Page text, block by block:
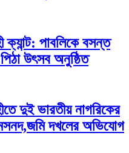
ক্যান্ট: পাবলিকে বসন্ত
উৎসব অনুষ্ঠিত
দুই ভারতীয় নাগরিকের
দখলের অভিযোগ